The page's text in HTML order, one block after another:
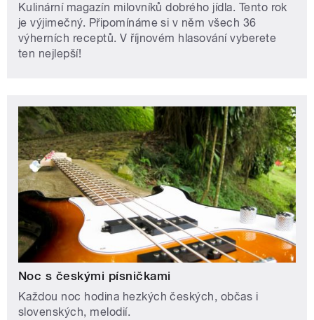
Kulinární magazín milovníků dobrého jídla. Tento rok
je výjimečný. Připomínáme si v něm všech 36
výherních receptů. V říjnovém hlasování vyberete
ten nejlepší!
Noc s českými písničkami
Každou noc hodina hezkých českých, občas i
slovenských, melodií.